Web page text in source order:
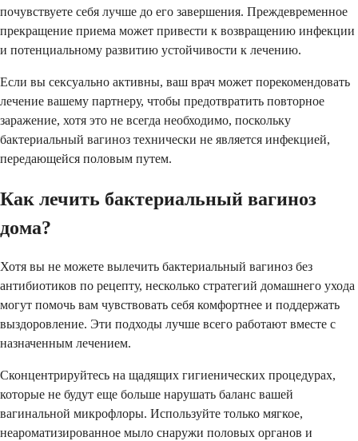
почувствуете себя лучше до его завершения. Преждевременное
прекращение приема может привести к возвращению инфекции
и потенциальному развитию устойчивости к лечению.
Если вы сексуально активны, ваш врач может порекомендовать
лечение вашему партнеру, чтобы предотвратить повторное
заражение, хотя это не всегда необходимо, поскольку
бактериальный вагиноз технически не является инфекцией,
передающейся половым путем.
Как лечить бактериальный вагиноз
дома?
Хотя вы не можете вылечить бактериальный вагиноз без
антибиотиков по рецепту, несколько стратегий домашнего ухода
могут помочь вам чувствовать себя комфортнее и поддержать
выздоровление. Эти подходы лучше всего работают вместе с
назначенным лечением.
Сконцентрируйтесь на щадящих гигиенических процедурах,
которые не будут еще больше нарушать баланс вашей
вагинальной микрофлоры. Используйте только мягкое,
неароматизированное мыло снаружи половых органов и